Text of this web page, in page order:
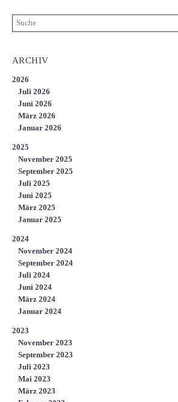
ARCHIV
2026
Juli 2026
Juni 2026
März 2026
Januar 2026
2025
November 2025
September 2025
Juli 2025
Juni 2025
März 2025
Januar 2025
2024
November 2024
September 2024
Juli 2024
Juni 2024
März 2024
Januar 2024
2023
November 2023
September 2023
Juli 2023
Mai 2023
März 2023